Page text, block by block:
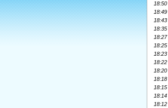
18:50
18:49
18:43
18:35
18:27
18:25
18:23
18:22
18:20
18:18
18:15
18:14
18:12